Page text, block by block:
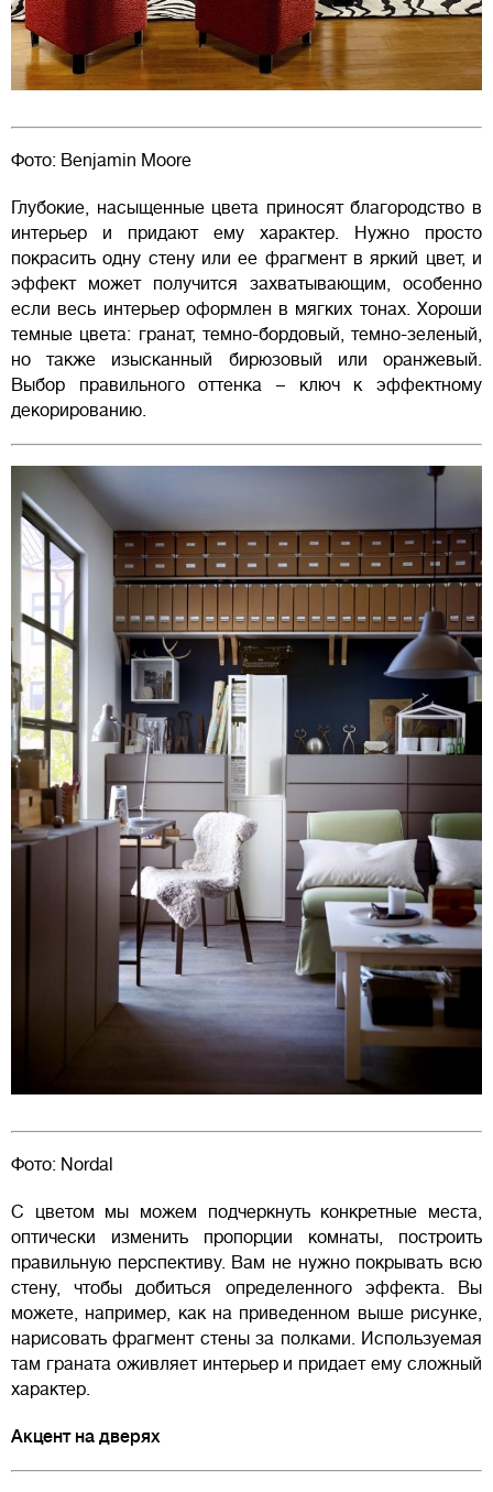
Фото: Benjamin Moore
Глубокие, насыщенные цвета приносят благородство в
интерьер и придают ему характер. Нужно просто
покрасить одну стену или ее фрагмент в яркий цвет, и
эффект может получится захватывающим, особенно
если весь интерьер оформлен в мягких тонах. Хороши
темные цвета: гранат, темно-бордовый, темно-зеленый,
но также изысканный бирюзовый или оранжевый.
Выбор правильного оттенка – ключ к эффектному
декорированию.
Фото: Nordal
С цветом мы можем подчеркнуть конкретные места,
оптически изменить пропорции комнаты, построить
правильную перспективу. Вам не нужно покрывать всю
стену, чтобы добиться определенного эффекта. Вы
можете, например, как на приведенном выше рисунке,
нарисовать фрагмент стены за полками. Используемая
там граната оживляет интерьер и придает ему сложный
характер.
Акцент на дверях